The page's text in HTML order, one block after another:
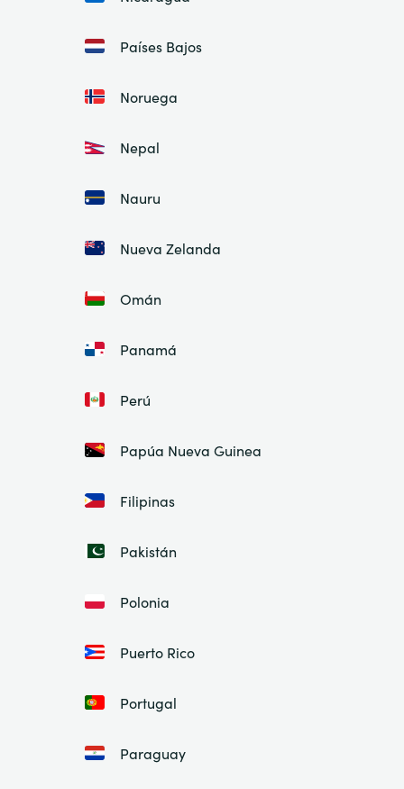
Países Bajos
Noruega
Nepal
Nauru
Nueva Zelanda
Omán
Panamá
Perú
Papúa Nueva Guinea
Filipinas
Pakistán
Polonia
Puerto Rico
Portugal
Paraguay